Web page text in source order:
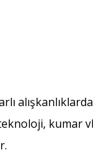
kumar